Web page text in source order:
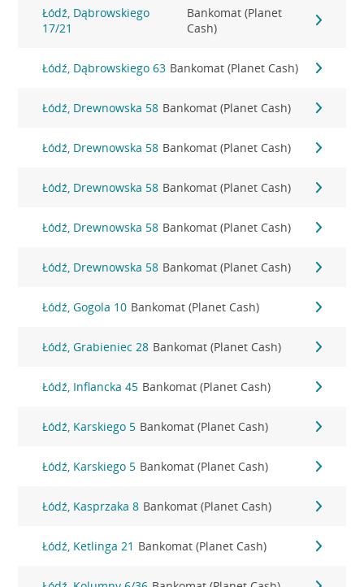
Łódź, Dąbrowskiego
17/21
Bankomat (Planet
Cash)
Łódź, Dąbrowskiego 63 Bankomat (Planet Cash)
Łódź, Drewnowska 58 Bankomat (Planet Cash)
Łódź, Drewnowska 58 Bankomat (Planet Cash)
Łódź, Drewnowska 58 Bankomat (Planet Cash)
Łódź, Drewnowska 58 Bankomat (Planet Cash)
Łódź, Drewnowska 58 Bankomat (Planet Cash)
Łódź, Gogola 10 Bankomat (Planet Cash)
Łódź, Grabieniec 28 Bankomat (Planet Cash)
Łódź, Inflancka 45 Bankomat (Planet Cash)
Łódź, Karskiego 5 Bankomat (Planet Cash)
Łódź, Karskiego 5 Bankomat (Planet Cash)
Łódź, Kasprzaka 8 Bankomat (Planet Cash)
Łódź, Ketlinga 21 Bankomat (Planet Cash)